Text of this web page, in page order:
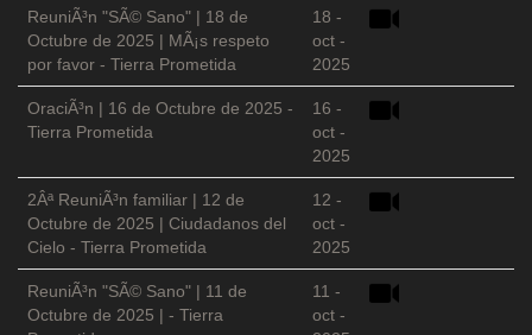
ReuniÃ³n "SÃ© Sano" | 18 de
Octubre de 2025 | MÃ¡s respeto
por favor - Tierra Prometida
18 -
oct -
2025
OraciÃ³n | 16 de Octubre de 2025 -
Tierra Prometida
16 -
oct -
2025
2Âª ReuniÃ³n familiar | 12 de
Octubre de 2025 | Ciudadanos del
Cielo - Tierra Prometida
12 -
oct -
2025
ReuniÃ³n "SÃ© Sano" | 11 de
Octubre de 2025 | - Tierra
11 -
oct -